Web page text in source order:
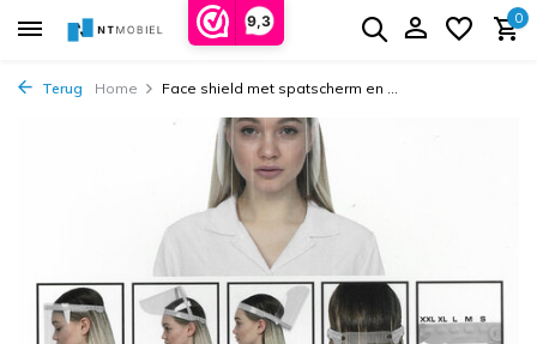
9,3 0
Terug Home Face shield met spatscherm en ...